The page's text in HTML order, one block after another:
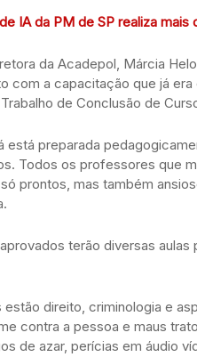
IA da PM de SP realiza mais
da Acadepol, Márcia
com a capacitação que já
de Conclusão de
está preparada
Todos os professores que
prontos, mas também
terão diversas
estão direito, criminologia e
contra a pessoa e maus
de azar, perícias em áudio